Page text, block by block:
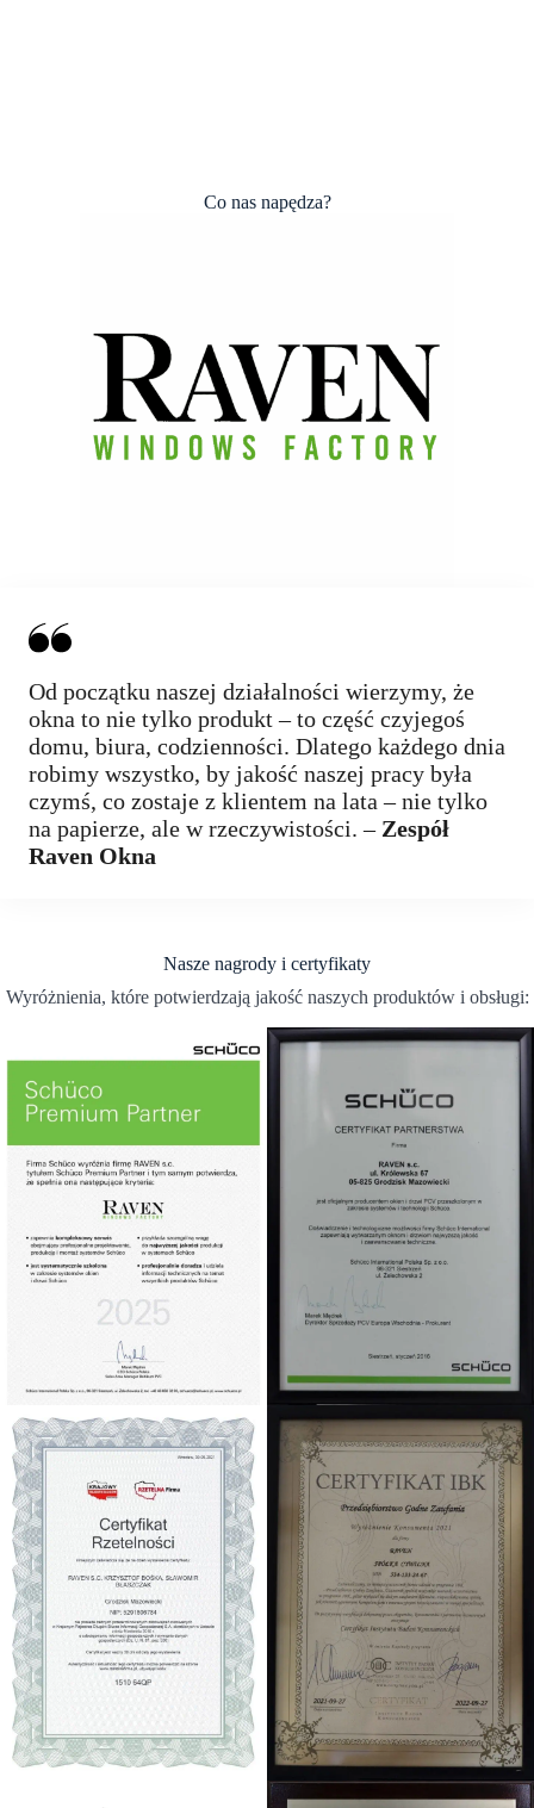
Co nas napędza?
Od początku naszej działalności wierzymy, że
okna to nie tylko produkt – to część czyjegoś
domu, biura, codzienności. Dlatego każdego dnia
robimy wszystko, by jakość naszej pracy była
czymś, co zostaje z klientem na lata – nie tylko
na papierze, ale w rzeczywistości. – Zespół
Raven Okna
Nasze nagrody i certyfikaty
Wyróżnienia, które potwierdzają jakość naszych produktów i obsługi: